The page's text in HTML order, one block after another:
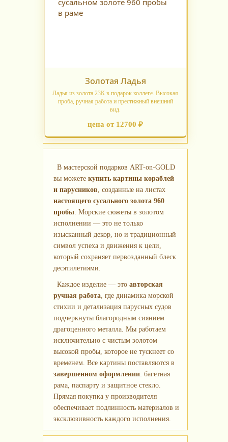
Золотая Ладья
Ладья из золота 23К в подарок коллеге. Высокая
проба, ручная работа и престижный внешний
вид.
цена от 12700 ₽
В мастерской подарков ART-on-GOLD
вы можете купить картины кораблей
и парусников, созданные на листах
настоящего сусального золота 960
пробы. Морские сюжеты в золотом
исполнении — это не только
изысканный декор, но и традиционный
символ успеха и движения к цели,
который сохраняет первозданный блеск
десятилетиями.
Каждое изделие — это авторская
ручная работа, где динамика морской
стихии и детализация парусных судов
подчеркнуты благородным сиянием
драгоценного металла. Мы работаем
исключительно с чистым золотом
высокой пробы, которое не тускнеет со
временем. Все картины поставляются в
завершенном оформлении: багетная
рама, паспарту и защитное стекло.
Прямая покупка у производителя
обеспечивает подлинность материалов и
эксклюзивность каждого исполнения.